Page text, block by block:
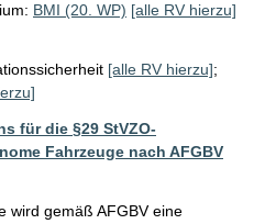
BMI (20. WP) [alle RV hierzu]
[alle RV hierzu];
für die §29 StVZO-
Fahrzeuge nach AFGBV
wird gemäß AFGBV eine